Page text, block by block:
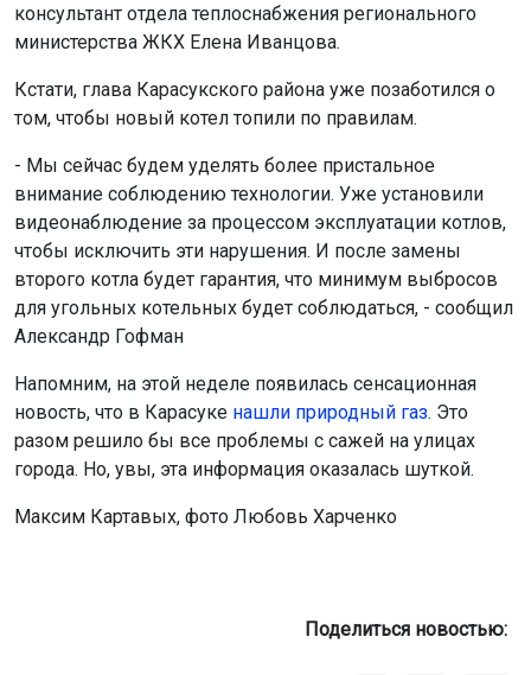
консультант отдела теплоснабжения регионального
министерства ЖКХ Елена Иванцова.
Кстати, глава Карасукского района уже позаботился о
том, чтобы новый котел топили по правилам.
- Мы сейчас будем уделять более пристальное
внимание соблюдению технологии. Уже установили
видеонаблюдение за процессом эксплуатации котлов,
чтобы исключить эти нарушения. И после замены
второго котла будет гарантия, что минимум выбросов
для угольных котельных будет соблюдаться, - сообщил
Александр Гофман
Напомним, на этой неделе появилась сенсационная
новость, что в Карасуке нашли природный газ. Это
разом решило бы все проблемы с сажей на улицах
города. Но, увы, эта информация оказалась шуткой.
Максим Картавых, фото Любовь Харченко
Поделиться новостью: